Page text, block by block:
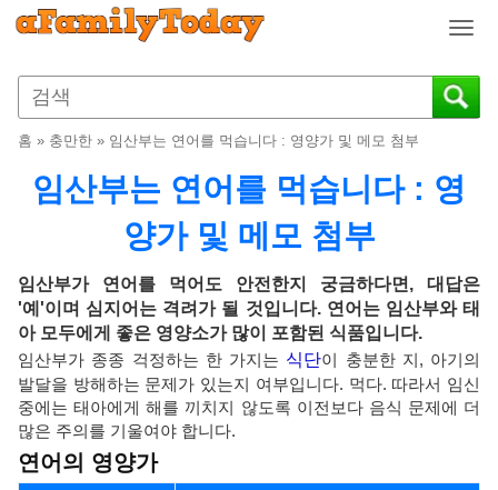
T
g
g
n
a
g
a
i
o
n
홈 » 충만한 » 임산부는 연어를 먹습니다 : 영양가 및 메모 첨부
임산부는 연어를 먹습니다 : 영
양가 및 메모 첨부
임산부가 연어를 먹어도 안전한지 궁금하다면, 대답은
'예'이며 심지어는 격려가 될 것입니다. 연어는 임산부와 태
아 모두에게 좋은 영양소가 많이 포함된 식품입니다.
임산부가 종종 걱정하는 한 가지는 식단이 충분한 지, 아기의
발달을 방해하는 문제가 있는지 여부입니다. 먹다. 따라서 임신
중에는 태아에게 해를 끼치지 않도록 이전보다 음식 문제에 더
많은 주의를 기울여야 합니다.
연어의 영양가